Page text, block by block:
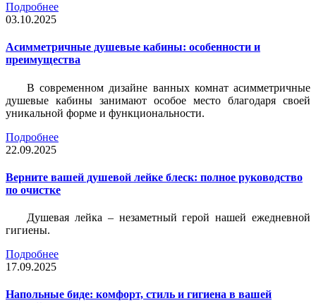
Подробнее
03.10.2025
Асимметричные душевые кабины: особенности и
преимущества
В современном дизайне ванных комнат асимметричные
душевые кабины занимают особое место благодаря своей
уникальной форме и функциональности.
Подробнее
22.09.2025
Верните вашей душевой лейке блеск: полное руководство
по очистке
Душевая лейка – незаметный герой нашей ежедневной
гигиены.
Подробнее
17.09.2025
Напольные биде: комфорт, стиль и гигиена в вашей